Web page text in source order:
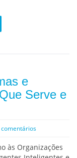
e
Serve e
às Organizações